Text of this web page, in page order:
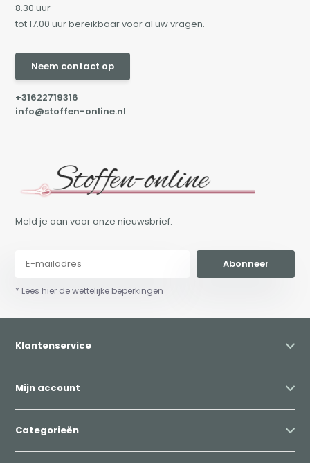
8.30 uur
tot 17.00 uur bereikbaar voor al uw vragen.
Neem contact op
+31622719316
info@stoffen-online.nl
Meld je aan voor onze nieuwsbrief:
Abonneer
* Lees hier de wettelijke beperkingen
Klantenservice
Mijn account
Categorieën